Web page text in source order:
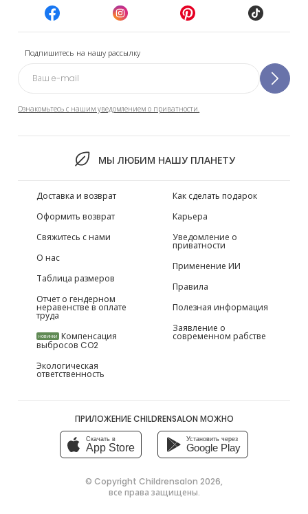
Подпишитесь на нашу рассылку
Ознакомьтесь с нашим уведомлением о приватности.
МЫ ЛЮБИМ НАШУ ПЛАНЕТУ
Доставка и возврат
Оформить возврат
Свяжитесь с нами
О нас
Таблица размеров
Отчет о гендерном
неравенстве в оплате
труда
НОВИНКИ Компенсация
выбросов CO2
Экологическая
ответственность
Как сделать подарок
Карьера
Уведомление о
приватности
Применение ИИ
Правила
Полезная информация
Заявление о
современном рабстве
ПРИЛОЖЕНИЕ CHILDRENSALON МОЖНО
Скачать в
App Store
Установить через
Google Play
© Copyright Childrensalon 2026,
все права защищены.